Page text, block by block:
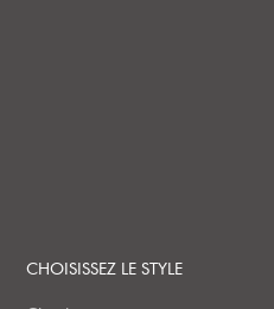
CHOISISSEZ LE STYLE